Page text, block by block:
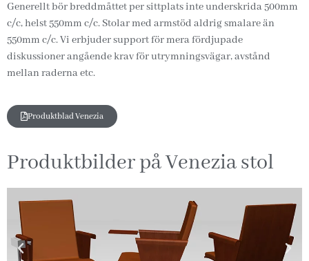
Generellt bör breddmåttet per sittplats inte underskrida 500mm
c/c, helst 550mm c/c. Stolar med armstöd aldrig smalare än
550mm c/c. Vi erbjuder support för mera fördjupade
diskussioner angående krav för utrymningsvägar, avstånd
mellan raderna etc.
Produktblad Venezia
Produktbilder på Venezia stol